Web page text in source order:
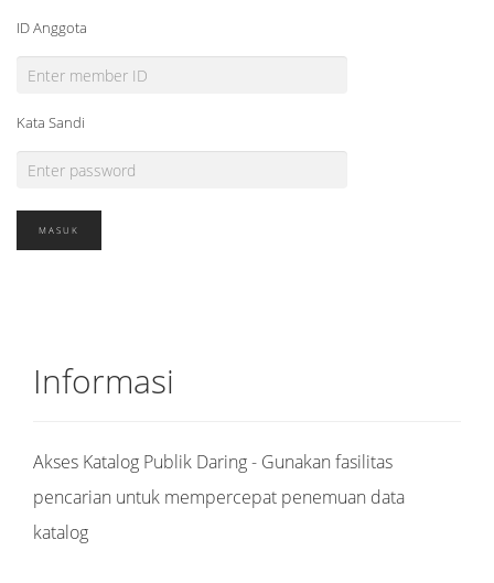
ID Anggota
Kata Sandi
Informasi
Akses Katalog Publik Daring - Gunakan fasilitas
pencarian untuk mempercepat penemuan data
katalog